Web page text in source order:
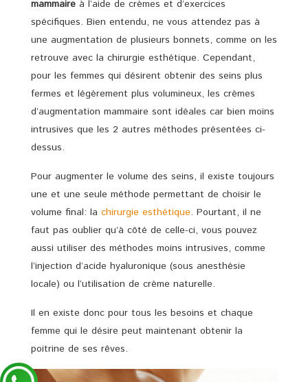
mammaire à l’aide de crèmes et d’exercices
spécifiques. Bien entendu, ne vous attendez pas à
une augmentation de plusieurs bonnets, comme on les
retrouve avec la chirurgie esthétique. Cependant,
pour les femmes qui désirent obtenir des seins plus
fermes et légèrement plus volumineux, les crèmes
d’augmentation mammaire sont idéales car bien moins
intrusives que les 2 autres méthodes présentées ci-
dessus.
Pour augmenter le volume des seins, il existe toujours
une et une seule méthode permettant de choisir le
volume final: la chirurgie esthétique. Pourtant, il ne
faut pas oublier qu’à côté de celle-ci, vous pouvez
aussi utiliser des méthodes moins intrusives, comme
l’injection d’acide hyaluronique (sous anesthésie
locale) ou l’utilisation de crème naturelle.
Il en existe donc pour tous les besoins et chaque
femme qui le désire peut maintenant obtenir la
poitrine de ses rêves.